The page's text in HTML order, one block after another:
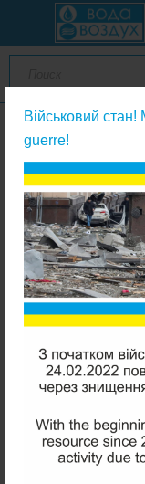
Військовий
guerre!
Картриджи для
Purotek PP-